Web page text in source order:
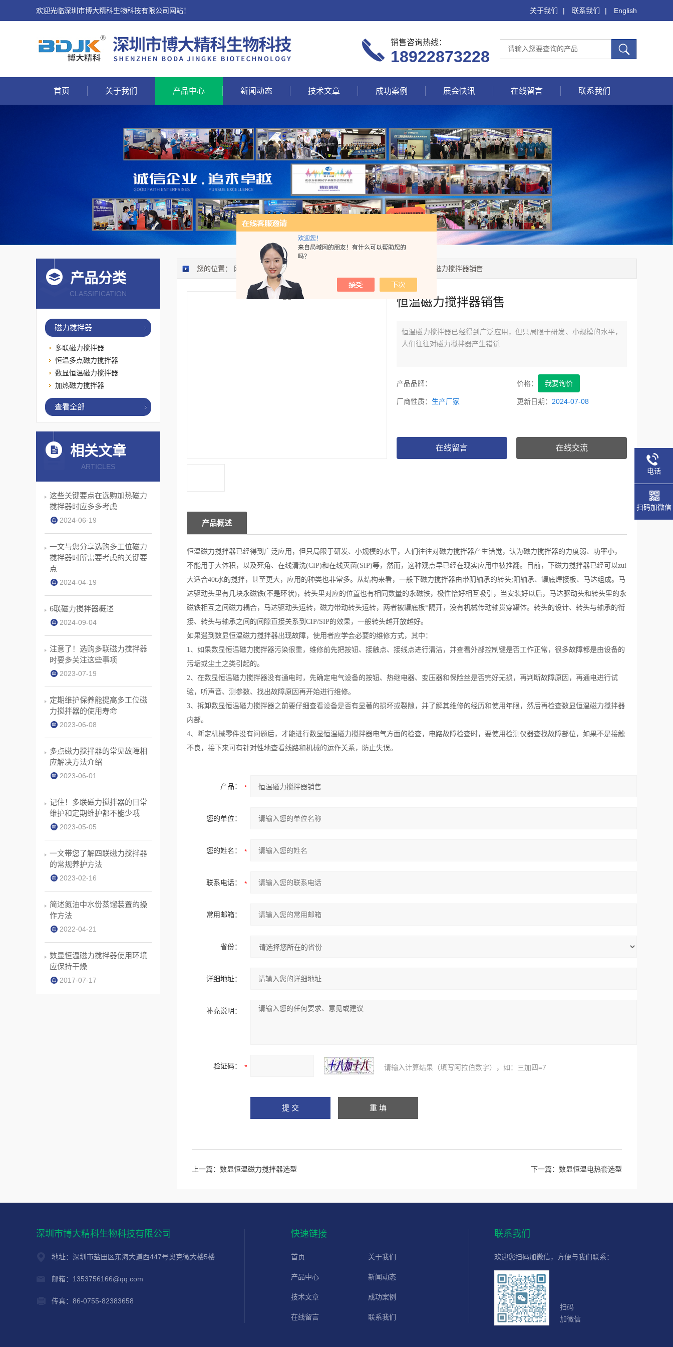
欢迎您！
来自局域网的朋友！有什么可以帮助您的
吗？
欢迎光临深圳市博大精科生物科技有限公司网站！ 关于我们 | 联系我们 | English
销售咨询热线：
18922873228
首页 关于我们 产品中心 新闻动态 技术文章 成功案例 展会快讯 在线留言 联系我们
您的位置： 网站首页 >产品中心 > 恒温磁力搅拌器销售
恒温磁力搅拌器销售
恒温磁力搅拌器已经得到广泛应用，但只局限于研发、小规模的水平，
人们往往对磁力搅拌器产生错觉
产品品牌： 价格： 我要询价
厂商性质： 生产厂家 更新日期： 2024-07-08
在线留言 在线交流
产品概述
恒温磁力搅拌器已经得到广泛应用，但只局限于研发、小规模的水平，人们往往对磁力搅拌器产生错觉，认为磁力搅拌器的力度弱、功率小，
不能用于大体积，以及死角、在线清洗(CIP)和在线灭菌(SIP)等，然而，这种观点早已经在现实应用中被推翻。目前，下磁力搅拌器已经可以zui
大适合40t水的搅拌，甚至更大，应用的种类也非常多。从结构来看，一般下磁力搅拌器由带阴轴承的转头;阳轴承、罐底焊接板、马达组成。马
达驱动头里有几块永磁铁(不是环状)，转头里对应的位置也有相同数量的永磁铁，极性恰好相互吸引，当安装好以后，马达驱动头和转头里的永
磁铁相互之间磁力耦合，马达驱动头运转，磁力带动转头运转，两者被罐底板*隔开，没有机械传动轴贯穿罐体。转头的设计、转头与轴承的衔
接、转头与轴承之间的间隙直接关系到CIP/SIP的效果，一般转头越开放越好。
如果遇到数显恒温磁力搅拌器出现故障，使用者应学会必要的维修方式，其中：
1、如果数显恒温磁力搅拌器污染很重，维修前先把按钮、接触点、接线点进行清洁，并查看外部控制键是否工作正常，很多故障都是由设备的
污垢或尘土之类引起的。
2、在数显恒温磁力搅拌器没有通电时，先确定电气设备的按钮、热继电器、变压器和保险丝是否完好无损，再判断故障原因，再通电进行试
验，听声音、测参数、找出故障原因再开始进行维修。
3、拆卸数显恒温磁力搅拌器之前要仔细查看设备是否有显著的损坏或裂隙，并了解其维修的经历和使用年限，然后再检查数显恒温磁力搅拌器
内部。
4、断定机械零件没有问题后，才能进行数显恒温磁力搅拌器电气方面的检查，电路故障检查时，要使用检测仪器查找故障部位，如果不是接触
不良，接下来可有针对性地查看线路和机械的运作关系，防止失误。
产品：
您的单位：
您的姓名：
联系电话：
常用邮箱：
省份：
详细地址：
补充说明：
验证码： 请输入计算结果（填写阿拉伯数字），如：三加四=7
上一篇： 数显恒温磁力搅拌器选型 下一篇： 数显恒温电热套选型
产品分类
CLASSIFICATION
磁力搅拌器
多联磁力搅拌器
恒温多点磁力搅拌器
数显恒温磁力搅拌器
加热磁力搅拌器
查看全部
相关文章
ARTICLES
这些关键要点在选购加热磁力
搅拌器时应多多考虑
2024-06-19
一文与您分享选购多工位磁力
搅拌器时所需要考虑的关键要
点
2024-04-19
6联磁力搅拌器概述
2024-09-04
注意了！选购多联磁力搅拌器
时要多关注这些事项
2023-07-19
定期维护保养能提高多工位磁
力搅拌器的使用寿命
2023-06-08
多点磁力搅拌器的常见故障相
应解决方法介绍
2023-06-01
记住！多联磁力搅拌器的日常
维护和定期维护都不能少哦
2023-05-05
一文带您了解四联磁力搅拌器
的常规养护方法
2023-02-16
简述氮油中水份蒸馏装置的操
作方法
2022-04-21
数显恒温磁力搅拌器使用环境
应保持干燥
2017-07-17
深圳市博大精科生物科技有限公司
地址：深圳市盐田区东海大道西447号奥克微大楼5楼
邮箱：1353756166@qq.com
传真：86-0755-82383658
快速链接
首页 关于我们
产品中心 新闻动态
技术文章 成功案例
在线留言 联系我们
联系我们
欢迎您扫码加微信，方便与我们联系：
扫码
加微信
电话
扫码加微信